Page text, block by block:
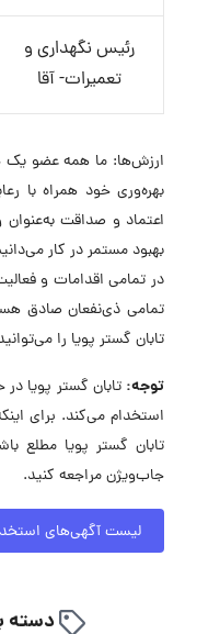
رئیس نگهداری و
تعمیرات- آقا
ارزش‌ها: ما همه عضو یک
بهره‌وری خود همراه با
اعتماد و صداقت به‌عنوان
بهبود مستمر در کار
در تمامی اقدامات و
تمامی ذی‌نفعان صادق
تابان گستر پویا را
توجه:
استخدام می‌کند. برای
تابان گستر پویا مطلع
جاب‌ویژن مراجعه کنید.
لیست آگهی‌های
دسته